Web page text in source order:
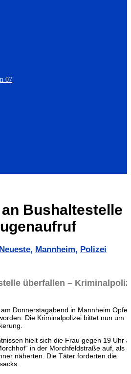
07
Bushaltestelle
, Mannheim, Polizei
überfallen –
Donnerstagabend in Mannheim Opfer
Die Kriminalpolizei bittet nun um
hielt sich die Frau gegen 19 Uhr
in der Morchfeldstraße auf, als
näherten. Die Täter forderten die